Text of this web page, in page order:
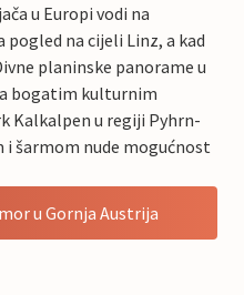
u Europi vodi na
na cijeli Linz, a kad
planinske panorame u
bogatim kulturnim
Kalkalpen u regiji Pyhrn-
šarmom nude mogućnost
u Gornja Austrija